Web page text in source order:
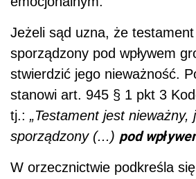
Jeżeli sąd uzna, że testament
sporządzony pod wpływem
stwierdzić jego nieważność.
stanowi art. 945 § 1 pkt 3
tj.: „Testament jest nieważny,
sporządzony (...) pod
W orzecznictwie podkreśla